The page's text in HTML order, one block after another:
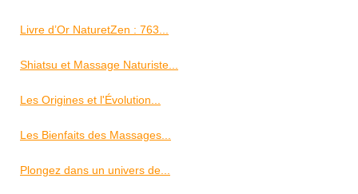
Livre d’Or NaturetZen : 763...
Shiatsu et Massage Naturiste...
Les Origines et l'Évolution...
Les Bienfaits des Massages...
Plongez dans un univers de...